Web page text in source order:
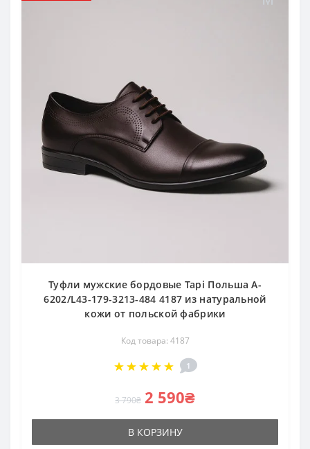
Туфли мужские бордовые Tapi Польша A-
6202/L43-179-3213-484 4187 из натуральной
кожи от польской фабрики
Код товара: 4187
1
3 790₴ 2 590₴
В КОРЗИНУ